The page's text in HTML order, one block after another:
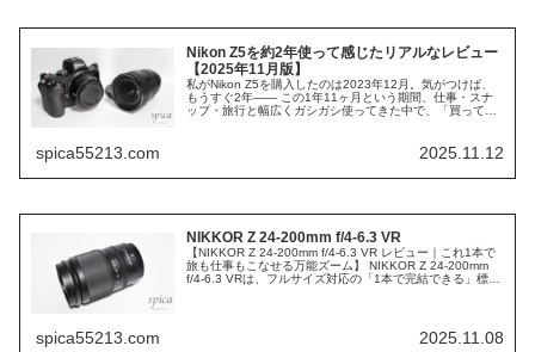
Nikon Z5を約2年使って感じたリアルなレビュー
【2025年11月版】
私がNikon Z5を購入したのは2023年12月。気がつけば、
もうすぐ2年―― この1年11ヶ月という期間、仕事・スナ
ップ・旅行と幅広くガシガシ使ってきた中で、「買ってよ
spica55213.com 2025.11.12
NIKKOR Z 24-200mm f/4-6.3 VR
【NIKKOR Z 24-200mm f/4-6.3 VR レビュー｜これ1本で
旅も仕事もこなせる万能ズーム】 NIKKOR Z 24-200mm
f/4-6.3 VRは、フルサイズ対応の「1本で完結できる」標
spica55213.com 2025.11.08